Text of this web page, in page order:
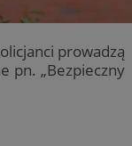
prowadzą
pn. „Bezpieczny